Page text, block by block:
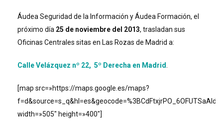
Áudea Seguridad de la Información y Áudea Formación, el
próximo día 25 de noviembre del 2013, trasladan sus
Oficinas Centrales sitas en Las Rozas de Madrid a:
Calle Velázquez nº 22, 5º Derecha en Madrid
[map src=»https://maps.google.es/maps?
width=»505″ height=»400″]